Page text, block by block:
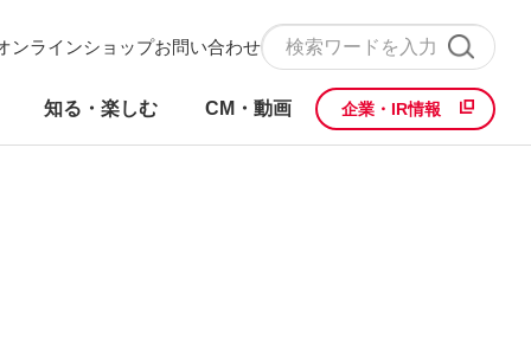
ンラインショップお問い合わせ
知る・楽しむ CM・動画 企業・IR情報